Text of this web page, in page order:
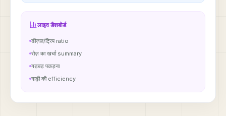
लाइव डैशबोर्ड
डीज़ल/ट्रिप ratio
रोज़ का खर्चा summary
गड़बड़ पकड़ना
गाड़ी की efficiency